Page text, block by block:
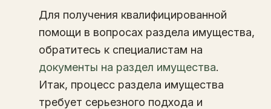
Для получения квалифицированной
помощи в вопросах раздела имущества,
обратитесь к специалистам на
документы на раздел имущества.
Итак, процесс раздела имущества
требует серьезного подхода и